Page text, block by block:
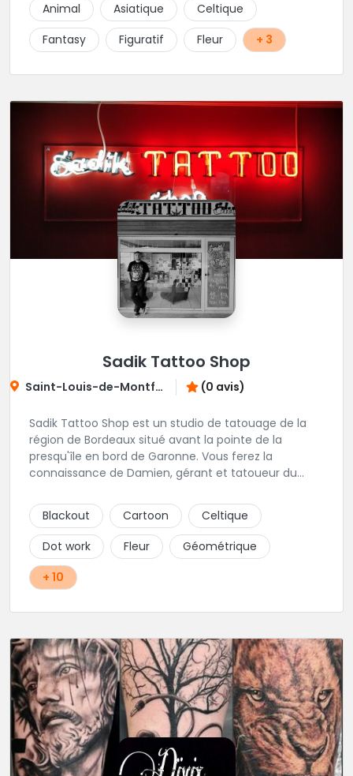
styles avec une qualité et une créativité
irréprochables.
Animal Asiatique
Celtique
Fantasy
Figuratif Fleur + 3
Sadik Tattoo Shop
Saint-Louis-de-Montferrand (0 avis)
Sadik Tattoo Shop est un studio de tatouage de la
région de Bordeaux situé avant la pointe de la
presqu'île en bord de Garonne. Vous ferez la
connaissance de Damien, gérant et tatoueur du
Blackout
Cartoon
Celtique
Dot work
Fleur
Géométrique
+ 10